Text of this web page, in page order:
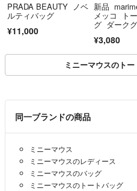
PRADA BEAUTY ノベ
ルティバッグ
¥11,000
新品
メッコ ト
グ ダーク
グ 花柄
¥3,080
ミニーマウスのト
同一ブランドの商品
ミニーマウス
ミニーマウスのレディース
ミニーマウスのバッグ
ミニーマウスのトートバッグ